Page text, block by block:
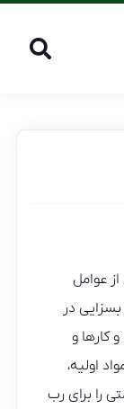
عوامل
در
کارها و
اولیه،
را برای رب